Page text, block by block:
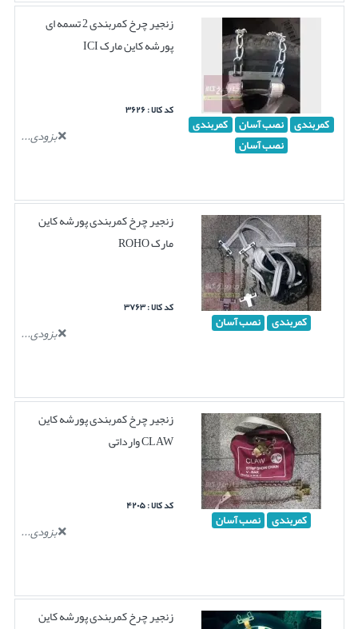
کمربندی نصب آسان کمربندی
نصب آسان
زنجیر چرخ کمربندی 2 تسمه ای
پورشه کاین مارک ICI
کد کالا : ۳۶۲۶
بزودی...
کمربندی نصب آسان
زنجیر چرخ کمربندی پورشه کاین
مارک ROHO
کد کالا : ۳۷۶۳
بزودی...
کمربندی نصب آسان
زنجیر چرخ کمربندی پورشه کاین
CLAW وارداتی
کد کالا : ۴۲۰۵
بزودی...
زنجیر چرخ کمربندی پورشه کاین